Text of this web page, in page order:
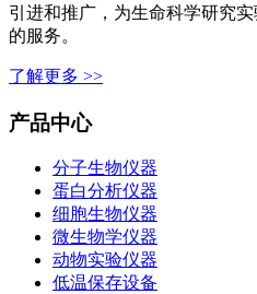
引进和推广，为生命科学研究
的服务。
了解更多 >>
产品中心
分子生物仪器
蛋白分析仪器
细胞生物仪器
微生物学仪器
动物实验仪器
低温保存设备